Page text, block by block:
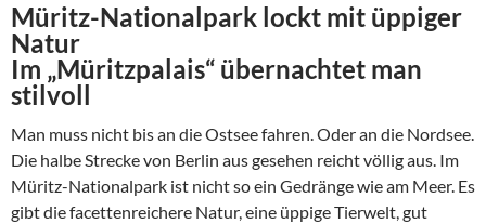
Müritz-Nationalpark lockt mit üppiger
Natur
Im „Müritzpalais“ übernachtet man
stilvoll
Man muss nicht bis an die Ostsee fahren. Oder an die Nordsee.
Die halbe Strecke von Berlin aus gesehen reicht völlig aus. Im
Müritz-Nationalpark ist nicht so ein Gedränge wie am Meer. Es
gibt die facettenreichere Natur, eine üppige Tierwelt, gut